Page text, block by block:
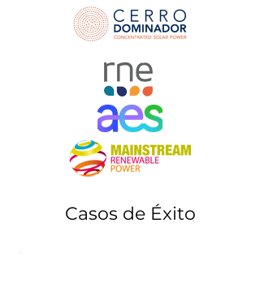
Casos de Éxito